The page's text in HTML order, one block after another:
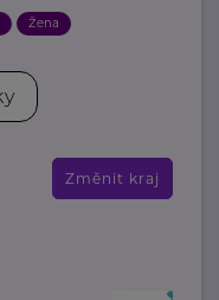
Žena
Změnit kraj